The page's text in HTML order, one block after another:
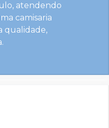
atendendo
camisaria
qualidade,